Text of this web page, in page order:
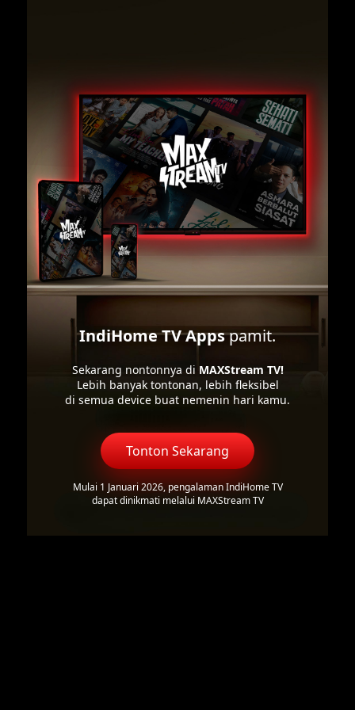
IndiHome TV Appspamit.
Sekarang nontonnya di MAXStream TV!
Lebih banyak tontonan, lebih fleksibel
di semua device buat nemenin hari kamu.
Tonton Sekarang
Mulai 1 Januari 2026, pengalaman IndiHome TV
dapat dinikmati melalui MAXStream TV